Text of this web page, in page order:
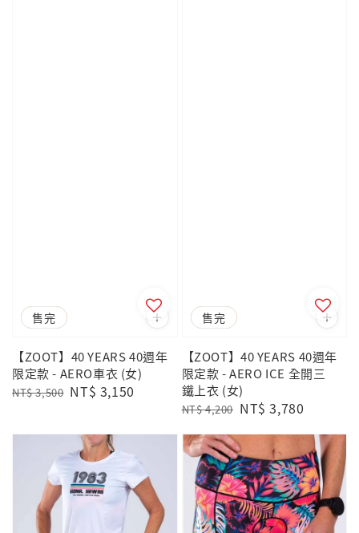
優惠
售完
【ZOOT】40 YEARS 40週年
限定款 - AERO車衣 (女)
Regular
NT$ 3,500 Sale
NT$ 3,150
優惠
售完
【ZOOT】40 YEARS 40週年
限定款 - AERO ICE 全開三
鐵上衣 (女)
Regular
NT$ 4,200 Sale
NT$ 3,780